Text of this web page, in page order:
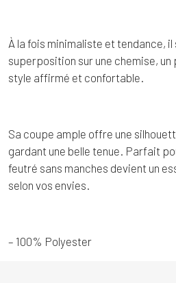
À la fois minimaliste et tendance,
superposition sur une chemise, un
style affirmé et confortable.
Sa coupe ample offre une
gardant une belle tenue. Parfait
feutré sans manches devient un
selon vos envies.
– 100% Polyester